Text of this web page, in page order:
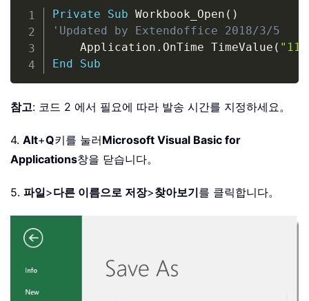
Private Sub Workbook_Open ( )
'Updated by Extendoffice 2018/3/5
    Application
. OnTime TimeValue (
End
Sub
참고: 코드 2 에서 필요에 따라 발송 시간를 지정하세요。
4. Alt+Q키를 눌러Microsoft Visual Basic for
Applications창을 닫습니다。
5. 파일>다른 이름으로 저장>찾아보기를 클릭합니다。